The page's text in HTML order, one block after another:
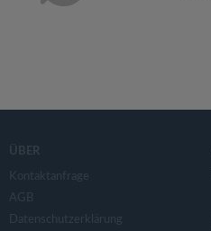
ÜBER
Kontaktanfrage
AGB
Datenschutzerklärung